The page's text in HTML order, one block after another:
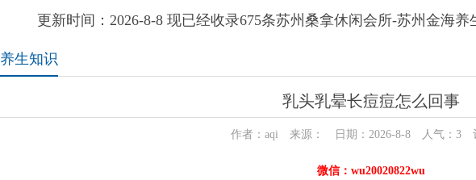
更新时间：2026-8-8 现已经收录675条苏州桑拿休闲会所-苏州金海养
养生知识
乳头乳晕长痘痘怎么回事
作者：aqi 来源： 日期：2026-8-8 人气： 3
微信：wu20020822wu